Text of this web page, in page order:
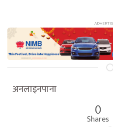
अनलाइनपाना
0
Shares